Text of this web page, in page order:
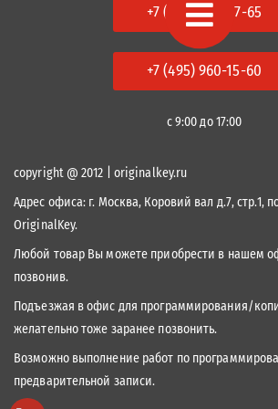
+7 (495) 978-87-65
+7 (495) 960-15-60
с 9:00 до 17:00
copyright @ 2012 | originalkey.ru
Адрес офиса: г. Москва, Коровий вал д.7, стр.1,
OriginalKey.
Любой товар Вы можете приобрести в нашем
позвонив.
Подъезжая в офис для программирования/
желательно тоже заранее позвонить.
Возможно выполнение работ по
предварительной записи.